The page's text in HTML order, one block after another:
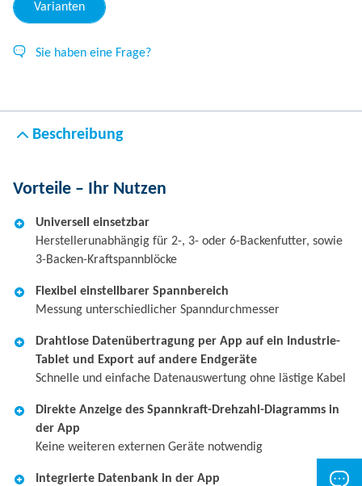
Varianten
Sie haben eine Frage?
Beschreibung
Vorteile – Ihr Nutzen
Universell einsetzbar
Herstellerunabhängig für 2-, 3- oder 6-Backenfutter, sowie
3-Backen-Kraftspannblöcke
Flexibel einstellbarer Spannbereich
Messung unterschiedlicher Spanndurchmesser
Drahtlose Datenübertragung per App auf ein Industrie-
Tablet und Export auf andere Endgeräte
Schnelle und einfache Datenauswertung ohne lästige Kabel
Direkte Anzeige des Spannkraft-Drehzahl-Diagramms in
der App
Keine weiteren externen Geräte notwendig
Integrierte Datenbank in der App